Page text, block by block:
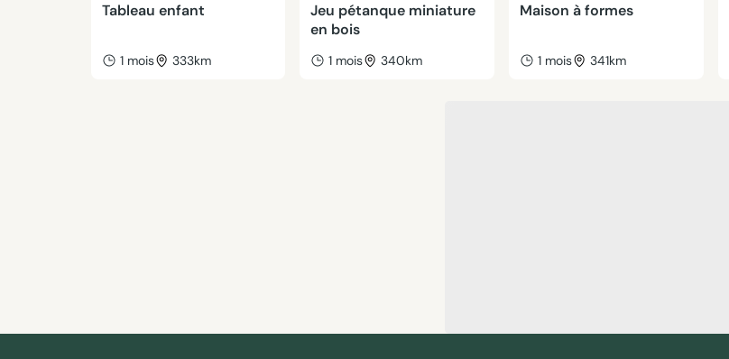
Tableau enfant
1 mois 333km
Jeu pétanque miniature
en bois
1 mois 340km
Maison à formes
1 mois 341km